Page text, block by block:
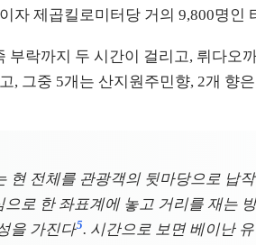
자 제곱킬로미터당 거의 9,800명인
락까지 두 시간이 걸리고, 뤼다오
, 그중 5개는 산지원주민향, 2개 향
전체를 관광객의 뒷마당으로 납
로 한 좌표계에 놓고 거리를 재는
을 가진다5. 시간으로 보면 베이난